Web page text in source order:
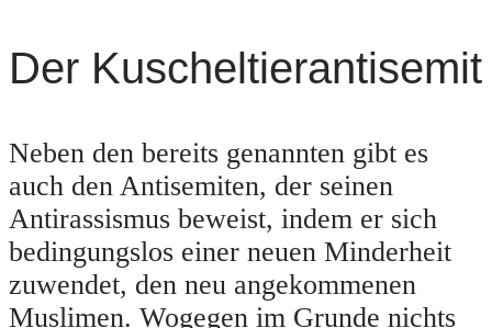
Der Kuscheltierantisemit
Neben den bereits genannten gibt es
auch den Antisemiten, der seinen
Antirassismus beweist, indem er sich
bedingungslos einer neuen Minderheit
zuwendet, den neu angekommenen
Muslimen. Wogegen im Grunde nichts